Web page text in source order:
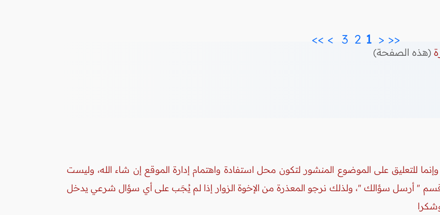
<<
<
1
2
3
>
>>
(هذه الصفحة)
للتعليق على الموضوع المنشور لتكون محل استفادة واهتمام إدارة الموقع إن شاء الله، وليست
قسم " أرسل سؤالك "، ولذلك نرجو المعذرة من الإخوة الزوار إذا لم يُجَب على أي سؤال شرعي يدخل